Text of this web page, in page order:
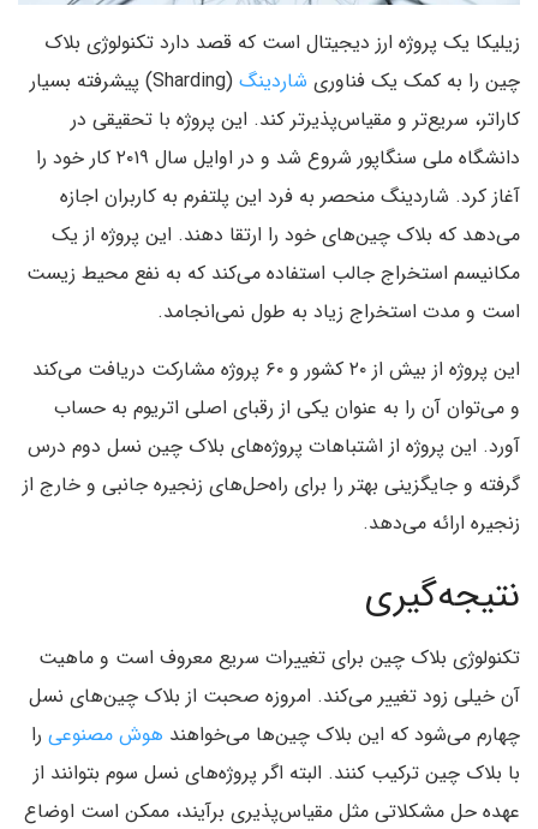
زیلیکا یک پروژه ارز دیجیتال است که قصد دارد تکنولوژی بلاک
چین را به کمک یک فناوری شاردینگ
(Sharding) پیشرفته بسیار
کارا‌تر، سریع‌تر و مقیاس‌پذیر‌تر کند. این پروژه با تحقیقی در
دانشگاه ملی سنگاپور شروع شد و در اوایل سال ۲۰۱۹ کار خود را
آغاز کرد. شاردینگ منحصر به فرد این پلتفرم به کاربران اجازه
می‌دهد که بلاک چین‌های خود را ارتقا دهند. این پروژه از یک
مکانیسم استخراج جالب استفاده می‌کند که به نفع محیط زیست
است و مدت استخراج زیاد به طول نمی‌انجامد.
این پروژه از بیش از ۲۰ کشور و ۶۰ پروژه مشارکت دریافت می‌کند
و می‌توان آن را به عنوان یکی از رقبای اصلی اتریوم به حساب
آورد. این پروژه از اشتباهات پروژه‌های بلاک چین نسل دوم درس
گرفته و جایگزینی بهتر را برای راه‌حل‌های زنجیره جانبی و خارج از
زنجیره ارائه می‌دهد.
نتیجه‌گیری
تکنولوژی بلاک چین برای تغییرات سریع معروف است و ماهیت
آن خیلی زود تغییر می‌کند. امروزه صحبت از بلاک چین‌های نسل
چهارم می‌شود که این بلاک چین‌ها می‌خواهند هوش مصنوعی را
با بلاک چین ترکیب کنند. البته اگر پروژه‌های نسل سوم بتوانند از
عهده حل مشکلاتی مثل مقیاس‌پذیری برآیند، ممکن است اوضاع